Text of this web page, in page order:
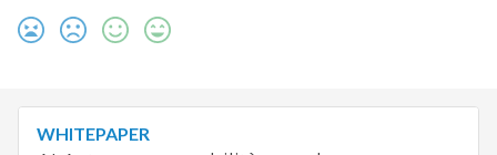
WHITEPAPER